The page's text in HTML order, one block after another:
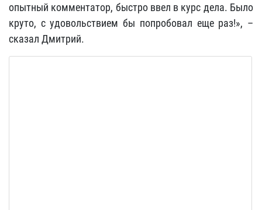
опытный комментатор, быстро ввел в курс дела. Было
круто, с удовольствием бы попробовал еще раз!», –
сказал Дмитрий.